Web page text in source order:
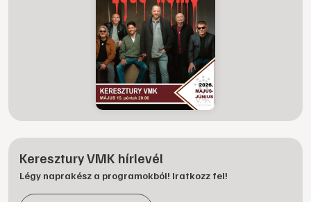
Keresztury VMK hírlevél
Légy naprakész a programokból! Iratkozz fel!